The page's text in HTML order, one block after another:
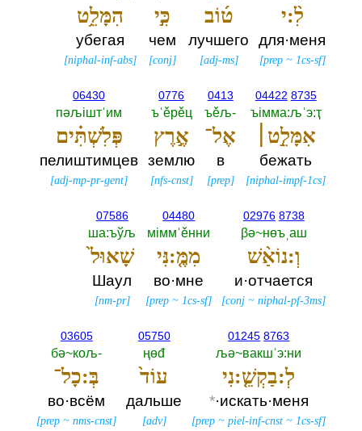
לִ֨:י
для·меня
[prep~ 1cs-sf]
ט֜וֹב
лучшего
[adj-ms]
כִּ֣י
чем
[conj]
הִמָּלֵ֥ט
убегая
[niphal-inf-abs]
04422 8735
ъiмма:љˈэ:ҭ
אִמָּלֵ֣ט׀
бежать
[niphal-impf-1cs]
0413
ъěљ-‎
אֶל־
в
[prep]
0776
ъˈěрěц
אֶ֣רֶץ
землю
[nfs-cnst]
06430
пәљiштˈим
פְּלִשְׁתִּ֗ים
пелиштимцев
[adj-mp-pr-gent]
02976 8738
βә~нөъˌаш
וְ:נוֹאַ֨שׁ
и·отчается
[conj ~niphal-pf-3ms]
04480
мiммˈěнни
מִמֶּ֤:נִּי
во·мне
[prep ~1cs-sf]
07586
ша:ъўљ
שָׁאוּל֙
Шаул
[nm-pr]
01245 8763
љә~вакшˈэ:ни
לְ:בַקְשֵׁ֤:נִי
*·искать·меня
[prep ~piel-inf-cnst ~1cs-sf]
05750
ңөđ
עוֹד֙
дальше
[adv]
03605
бә~кољ-‎
בְּ:כָל־
во·всём
[prep ~nms-cnst]